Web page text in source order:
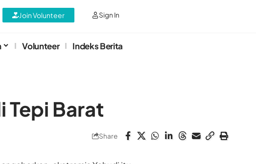
Sign In
Join Volunteer
Volunteer Indeks Berita
Tepi Barat
Share